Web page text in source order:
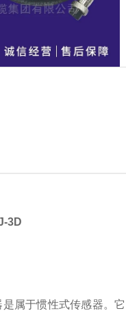
3D
于惯性式传感器。它